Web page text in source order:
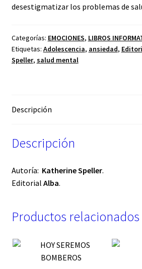
desestigmatizar los problemas de
Categorías: EMOCIONES, LIBROS
Etiquetas: Adolescencia, ansiedad,
Speller, salud mental
Descripción
Descripción
Autoría: Katherine Speller.
Editorial Alba.
Productos relacionados